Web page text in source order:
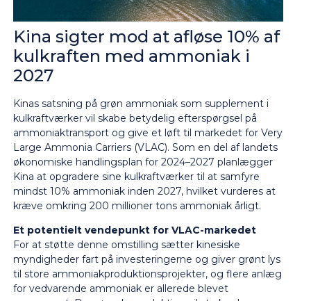
Kina sigter mod at afløse 10% af
kulkraften med ammoniak i
2027
Kinas satsning på grøn ammoniak som supplement i
kulkraftværker vil skabe betydelig efterspørgsel på
ammoniaktransport og give et løft til markedet for Very
Large Ammonia Carriers (VLAC). Som en del af landets
økonomiske handlingsplan for 2024–2027 planlægger
Kina at opgradere sine kulkraftværker til at samfyre
mindst 10% ammoniak inden 2027, hvilket vurderes at
kræve omkring 200 millioner tons ammoniak årligt.
Et potentielt vendepunkt for VLAC-markedet
For at støtte denne omstilling sætter kinesiske
myndigheder fart på investeringerne og giver grønt lys
til store ammoniakproduktionsprojekter, og flere anlæg
for vedvarende ammoniak er allerede blevet